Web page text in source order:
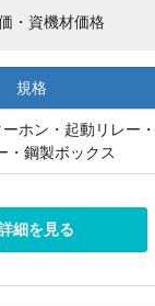
・資機材価格
規格
ホン・起動リレー・
・鋼製ボックス
細を見る